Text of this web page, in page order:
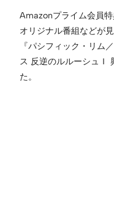
Amazonプライム会員特
オリジナル番組などが
『パシフィック・リム
ス 反逆のルルーシュＩ
た。